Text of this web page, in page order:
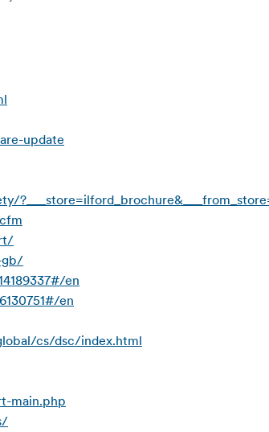
update
gb/
en
en
cs/dsc/index.html
main.php